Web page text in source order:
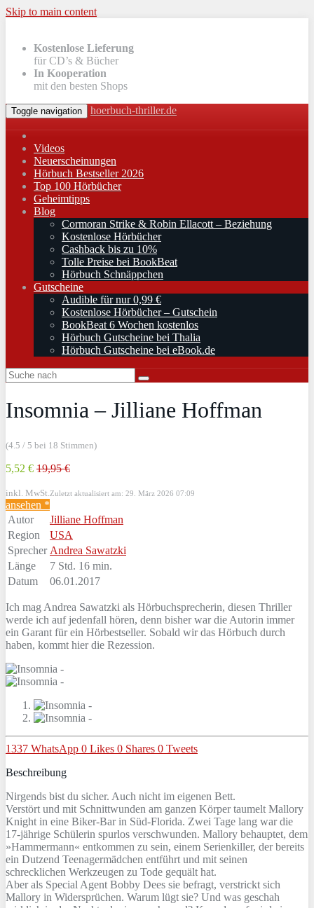
Skip to main content
Kostenlose Lieferung
für CD’s & Bücher
In Kooperation
mit den besten Shops
Toggle navigation hoerbuch-thriller.de
Videos
Neuerscheinungen
Hörbuch Bestseller 2026
Top 100 Hörbücher
Geheimtipps
Blog
Cormoran Strike & Robin Ellacott – Beziehung
Kostenlose Hörbücher
Cashback bis zu 10%
Tolle Preise bei BookBeat
Hörbuch Schnäppchen
Gutscheine
Audible für nur 0,99 €
Kostenlose Hörbücher – Gutschein
BookBeat 6 Wochen kostenlos
Hörbuch Gutscheine bei Thalia
Hörbuch Gutscheine bei eBook.de
Insomnia – Jilliane Hoffman
(4.5 / 5 bei 18 Stimmen)
5,52 € 19,95 €
inkl. MwSt. Zuletzt aktualisiert am: 29. März 2026 07:09
ansehen *
Autor
Jilliane Hoffman
Region
USA
Sprecher Andrea Sawatzki
Länge
7 Std. 16 min.
Datum
06.01.2017
Ich mag Andrea Sawatzki als Hörbuchsprecherin, diesen Thriller
werde ich auf jedenfall hören, denn bisher war die Autorin immer
ein Garant für ein Hörbestseller. Sobald wir das Hörbuch durch
haben, kommt hier die Rezession.
1337 WhatsApp 0 Likes 0 Shares 0 Tweets
Beschreibung
Nirgends bist du sicher. Auch nicht im eigenen Bett.
Verstört und mit Schnittwunden am ganzen Körper taumelt Mallory
Knight in eine Biker-Bar in Süd-Florida. Zwei Tage lang war die
17-jährige Schülerin spurlos verschwunden. Mallory behauptet, dem
»Hammermann« entkommen zu sein, einem Serienkiller, der bereits
ein Dutzend Teenagermädchen entführt und mit seinen
schrecklichen Werkzeugen zu Tode gequält hat.
Aber als Special Agent Bobby Dees sie befragt, verstrickt sich
Mallory in Widersprüchen. Warum lügt sie? Und was geschah